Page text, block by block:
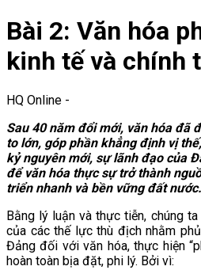
Bài 2: Văn hóa
kinh tế và chính
HQ Online -
Sau 40 năm đổi mới, văn hóa đã
to lớn, góp phần khẳng định vị
kỷ nguyên mới, sự lãnh đạo của
để văn hóa thực sự trở thành
triển nhanh và bền vững đất nước.
Bằng lý luận và thực tiễn, chúng
của các thế lực thù địch nhằm
Đảng đối với văn hóa, thực hiện
hoàn toàn bịa đặt, phi lý. Bởi vì: